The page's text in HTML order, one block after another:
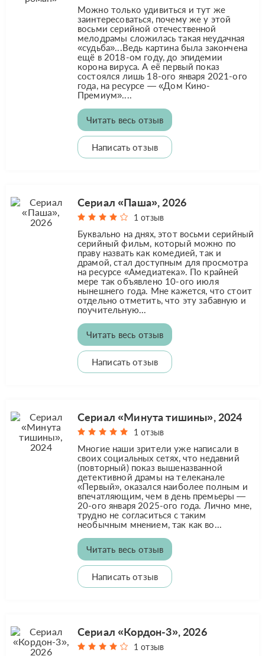
Можно только удивиться и тут же
заинтересоваться, почему же у этой
восьми серийной отечественной
мелодрамы сложилась такая неудачная
«судьба»...Ведь картина была закончена
ещё в 2018-ом году, до эпидемии
корона вируса. А её первый показ
состоялся лишь 18-ого января 2021-ого
года, на ресурсе — «Дом Кино-
Премиум»....
Читать весь отзыв
Написать отзыв
Сериал «Паша», 2026
1 отзыв
Буквально на днях, этот восьми серийный
серийный фильм, который можно по
праву назвать как комедией, так и
драмой, стал доступным для просмотра
на ресурсе «Амедиатека». По крайней
мере так объявлено 10-ого июля
нынешнего года. Мне кажется, что стоит
отдельно отметить, что эту забавную и
поучительную...
Читать весь отзыв
Написать отзыв
Сериал «Минута тишины», 2024
1 отзыв
Многие наши зрители уже написали в
своих социальных сетях, что недавний
(повторный) показ вышеназванной
детективной драмы на телеканале
«Первый», оказался наиболее полным и
впечатляющим, чем в день премьеры —
20-ого января 2025-ого года. Лично мне,
трудно не согласиться с таким
необычным мнением, так как во...
Читать весь отзыв
Написать отзыв
Сериал «Кордон-3», 2026
1 отзыв